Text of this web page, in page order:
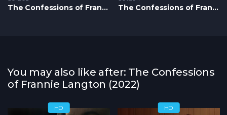
The Confessions of Frannie Langton S1 – Epizoda 03 The Confessions of Frannie Langton S1 – Epizoda 04
You may also like after: The Confessions
of Frannie Langton (2022)
HD HD